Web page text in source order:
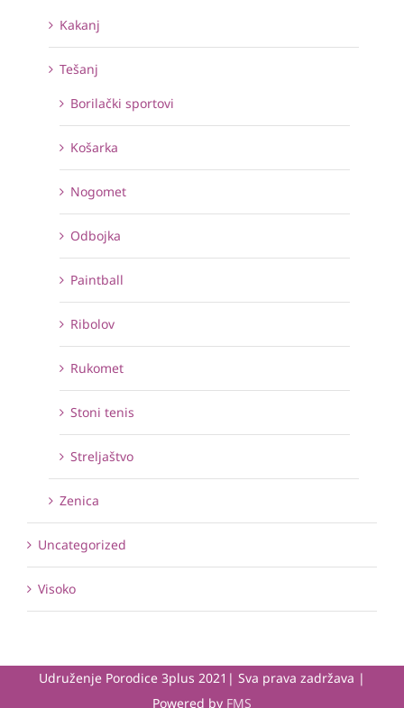
Kakanj
Tešanj
Borilački sportovi
Košarka
Nogomet
Odbojka
Paintball
Ribolov
Rukomet
Stoni tenis
Streljaštvo
Zenica
Uncategorized
Visoko
Udruženje Porodice 3plus 2021| Sva prava zadržava |
Powered by FMS